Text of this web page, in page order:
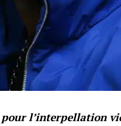
l’interpellation